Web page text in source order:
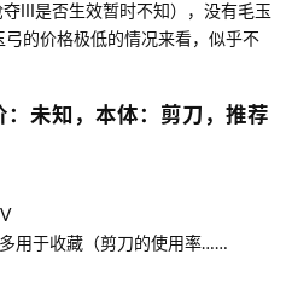
III是否生效暂时不知），没有毛玉
的价格极低的情况来看，似乎不
未知，本体：剪刀，推荐
用于收藏（剪刀的使用率……